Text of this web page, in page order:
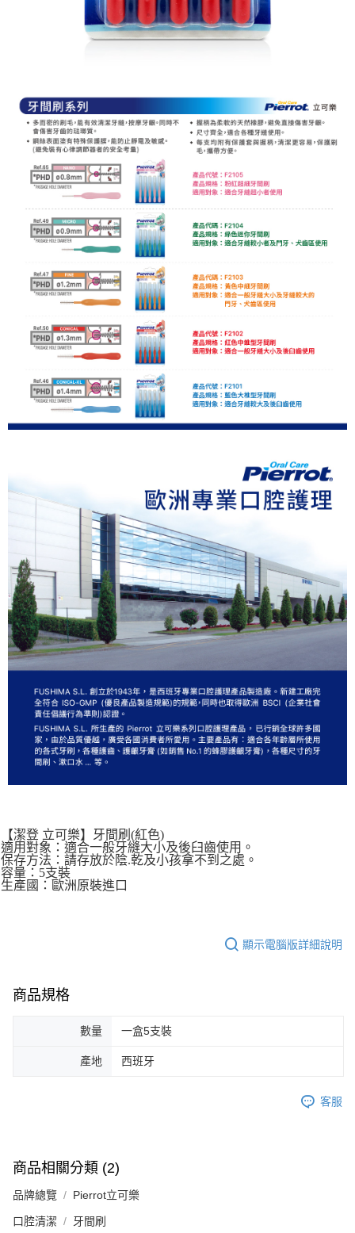
【潔登 立可樂】牙間刷(紅色)
適用對象：適合一般牙縫大小及後臼齒使用。
保存方法：請存放於陰.乾及小孩拿不到之處。
容量：5支裝
生產國：歐洲原裝進口
顯示電腦版詳細說明
商品規格
數量 一盒5支裝
產地 西班牙
客服
商品相關分類 (2)
品牌總覽 Pierrot立可樂
口腔清潔 牙間刷